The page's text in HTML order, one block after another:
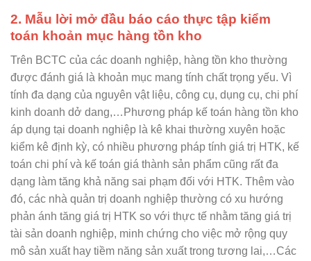
2. Mẫu lời mở đầu báo cáo thực tập kiểm
toán khoản mục hàng tồn kho
Trên BCTC của các doanh nghiệp, hàng tồn kho thường
được đánh giá là khoản mục mang tính chất trọng yếu. Vì
tính đa dạng của nguyên vật liệu, công cụ, dụng cụ, chi phí
kinh doanh dở dang,…Phương pháp kế toán hàng tồn kho
áp dụng tại doanh nghiệp là kê khai thường xuyên hoặc
kiểm kê định kỳ, có nhiều phương pháp tính giá trị HTK, kế
toán chi phí và kế toán giá thành sản phẩm cũng rất đa
dạng làm tăng khả năng sai phạm đối với HTK. Thêm vào
đó, các nhà quản trị doanh nghiệp thường có xu hướng
phản ánh tăng giá trị HTK so với thực tế nhằm tăng giá trị
tài sản doanh nghiệp, minh chứng cho việc mở rộng quy
mô sản xuất hay tiềm năng sản xuất trong tương lai,…Các